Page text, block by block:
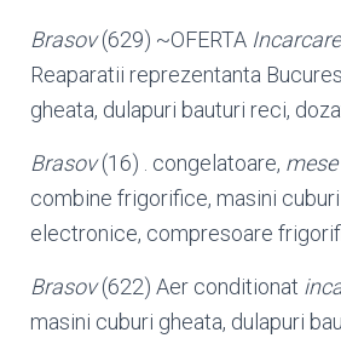
Brasov(629) ~OFERTA
Reaparatii reprezentanta
gheata, dulapuri bauturi reci,
Brasov(16) . congelatoare,
combine frigorifice, masini
electronice, compresoare
Brasov(622) Aer conditionat
masini cuburi gheata, dulapuri